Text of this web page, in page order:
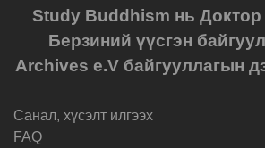
Study Buddhism нь
Берзиний үүсгэн
Archives e.V байгууллагын
Санал, хүсэлт илгээх
FAQ